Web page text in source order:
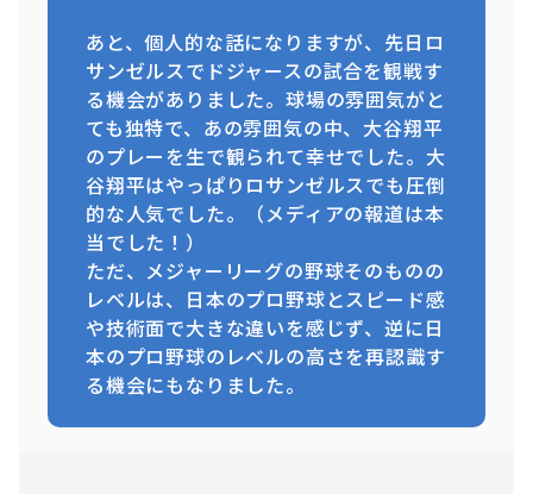
あと、個人的な話になりますが、先日ロ
サンゼルスでドジャースの試合を観戦す
る機会がありました。球場の雰囲気がと
ても独特で、あの雰囲気の中、大谷翔平
のプレーを生で観られて幸せでした。大
谷翔平はやっぱりロサンゼルスでも圧倒
的な人気でした。（メディアの報道は本
当でした！）
ただ、メジャーリーグの野球そのものの
レベルは、日本のプロ野球とスピード感
や技術面で大きな違いを感じず、逆に日
本のプロ野球のレベルの高さを再認識す
る機会にもなりました。